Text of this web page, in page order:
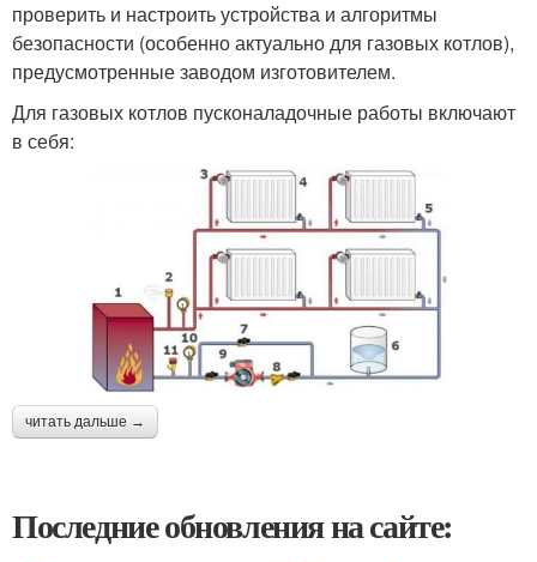
проверить и настроить устройства и алгоритмы
безопасности (особенно актуально для газовых котлов),
предусмотренные заводом изготовителем.
Для газовых котлов пусконаладочные работы включают
в себя:
читать дальше →
Последние обновления на сайте: